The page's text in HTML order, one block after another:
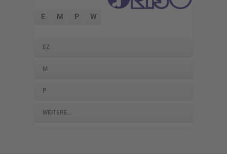
E M P W
EZ
M
P
WEITERE...